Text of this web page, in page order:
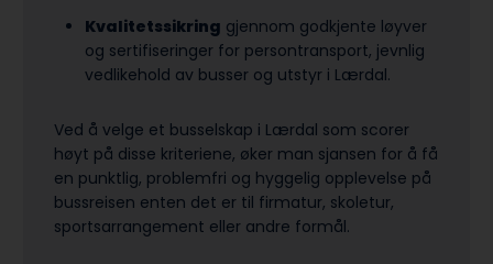
Kvalitetssikring gjennom godkjente løyver
og sertifiseringer for persontransport, jevnlig
vedlikehold av busser og utstyr i Lærdal.
Ved å velge et busselskap i Lærdal som scorer
høyt på disse kriteriene, øker man sjansen for å få
en punktlig, problemfri og hyggelig opplevelse på
bussreisen enten det er til firmatur, skoletur,
sports­arrangement eller andre formål.